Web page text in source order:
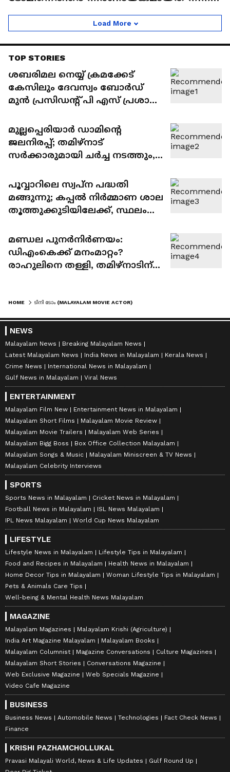
Load More
TOP STORIES
ശബരിമല നെയ്യ് ക്രമക്കേട്
കേസിലും ദേവസ്വം ബോർഡ്
മുൻ പ്രസിഡന്‍റ് പി എസ് പ്രശാന്ത്
മുല്ലപ്പെരിയാർ ഡാമിന്റെ
ജലനിരപ്പ്; തമിഴ്നാട്
സർക്കാരുമായി ചർച്ച നടത്തും,
മാറ്റമില്ലെന്ന് മന്ത്രി മോൻസ്
ജോസഫ്
പൂവ്വാറിലെ സ്വപ്ന പദ്ധതി
മങ്ങുന്നു; കപ്പൽ നിർമ്മാണ ശാല
തൂത്തുക്കുടിയിലേക്ക്, സ്ഥലം
യാർഡ്
മണ്ഡല പുനർനിർണയം:
ഡിഎംകെക്ക് മനംമാറ്റം?
രാഹുലിനെ തള്ളി, തമിഴ്നാടിന്
HOME ടിനി ടോം (MALAYALAM MOVIE ACTOR)
NEWS
Malayalam News
Breaking Malayalam News
Latest Malayalam News
India News in Malayalam
Kerala News
Crime News
International News in Malayalam
Gulf News in Malayalam
Viral News
ENTERTAINMENT
Malayalam Film New
Entertainment News in Malayalam
Malayalam Short Films
Malayalam Movie Review
Malayalam Movie Trailers
Malayalam Web Series
Malayalam Bigg Boss
Box Office Collection Malayalam
Malayalam Songs & Music
Malayalam Miniscreen & TV News
Malayalam Celebrity Interviews
SPORTS
Sports News in Malayalam
Cricket News in Malayalam
Football News in Malayalam
ISL News Malayalam
IPL News Malayalam
World Cup News Malayalam
LIFESTYLE
Lifestyle News in Malayalam
Lifestyle Tips in Malayalam
Food and Recipes in Malayalam
Health News in Malayalam
Home Decor Tips in Malayalam
Woman Lifestyle Tips in Malayalam
Pets & Animals Care Tips
Well-being & Mental Health News Malayalam
MAGAZINE
Malayalam Magazines
Malayalam Krishi (Agriculture)
India Art Magazine Malayalam
Malayalam Books
Malayalam Columnist
Magazine Conversations
Culture Magazines
Malayalam Short Stories
Conversations Magazine
Web Exclusive Magazine
Web Specials Magazine
Video Cafe Magazine
BUSINESS
Business News Automobile News Technologies
Fact Check News
Finance
KRISHI PAZHAMCHOLLUKAL
Pravasi Malayali World, News & Life Updates
Gulf Round Up